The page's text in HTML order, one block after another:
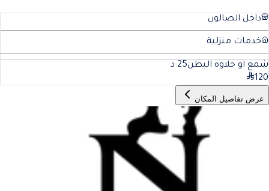
داخل الصالون
خدمات منزلية
شمع او حلاوة البطن25 د
120
عرض تفاصيل المكان